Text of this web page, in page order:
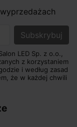
LED Sp. z o.o.,
z korzystaniem
i według zasad
że w każdej chwili